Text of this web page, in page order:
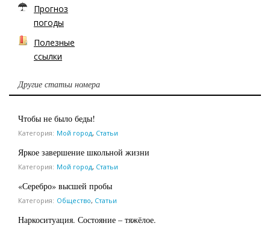
Прогноз
погоды
Полезные
ссылки
Другие статьи номера
Чтобы не было беды!
Категория: Мой город, Статьи
Яркое завершение школьной жизни
Категория: Мой город, Статьи
«Серебро» высшей пробы
Категория: Общество, Статьи
Наркоситуация. Состояние – тяжёлое.